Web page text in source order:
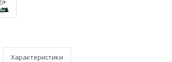
Характеристики